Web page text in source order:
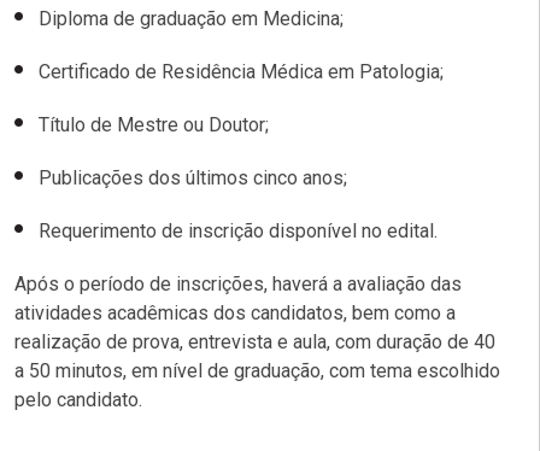
Diploma de graduação em Medicina;
Certificado de Residência Médica em Patologia;
Título de Mestre ou Doutor;
Publicações dos últimos cinco anos;
Requerimento de inscrição disponível no edital.
Após o período de inscrições, haverá a avaliação das
atividades acadêmicas dos candidatos, bem como a
realização de prova, entrevista e aula, com duração de 40
a 50 minutos, em nível de graduação, com tema escolhido
pelo candidato.